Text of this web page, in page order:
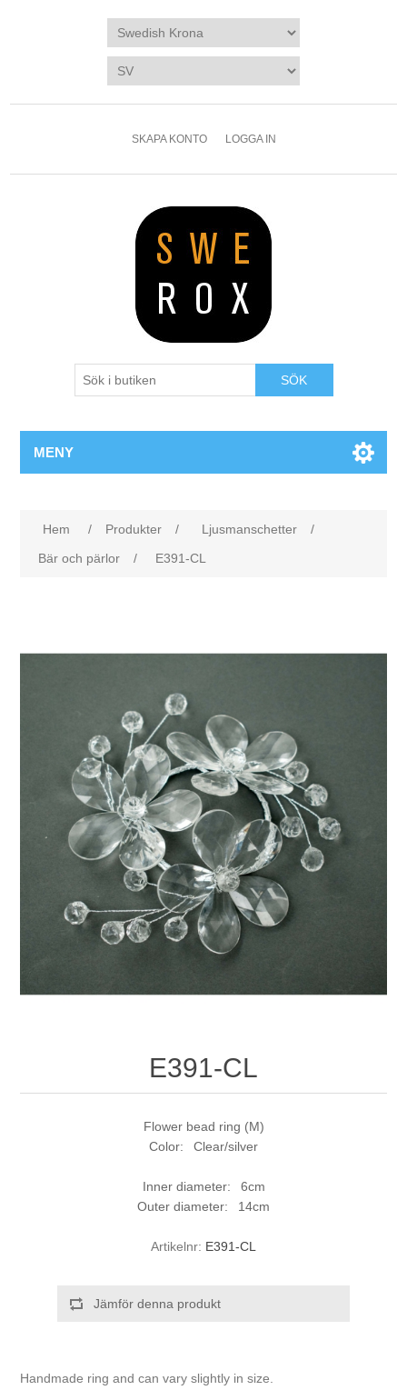
SKAPA KONTO LOGGA IN
SÖK
MENY
Hem / Produkter / Ljusmanschetter
/
Bär och pärlor
/ E391-CL
E391-CL
Flower bead ring (M)
Color: Clear/silver
Inner diameter: 6cm
Outer diameter: 14cm
Artikelnr: E391-CL
Jämför denna produkt
Handmade ring and can vary slightly in size.